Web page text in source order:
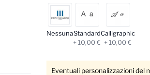
NessunaStandard
+ 10,00 €
Calligraphic
+ 10,00 €
Eventuali personalizzazioni del